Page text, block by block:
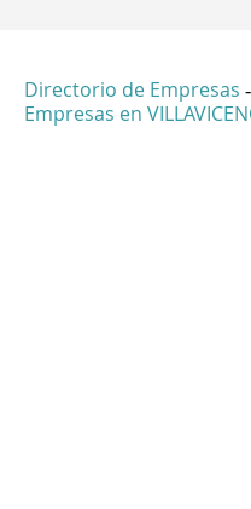
Directorio de Empresas -
Empresas en